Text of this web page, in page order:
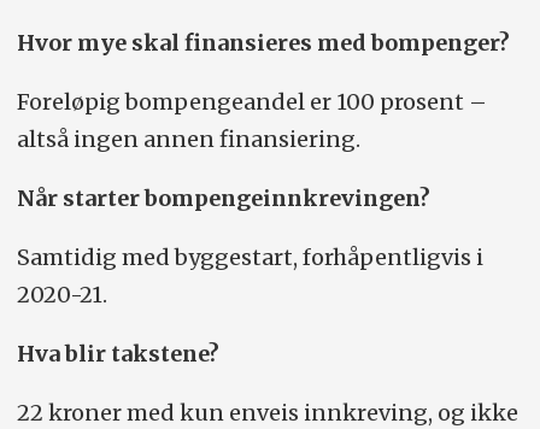
Hvor mye skal finansieres med bompenger?
Foreløpig bompengeandel er 100 prosent –
altså ingen annen finansiering.
Når starter bompengeinnkrevingen?
Samtidig med byggestart, forhåpentligvis i
2020-21.
Hva blir takstene?
22 kroner med kun enveis innkreving, og ikke